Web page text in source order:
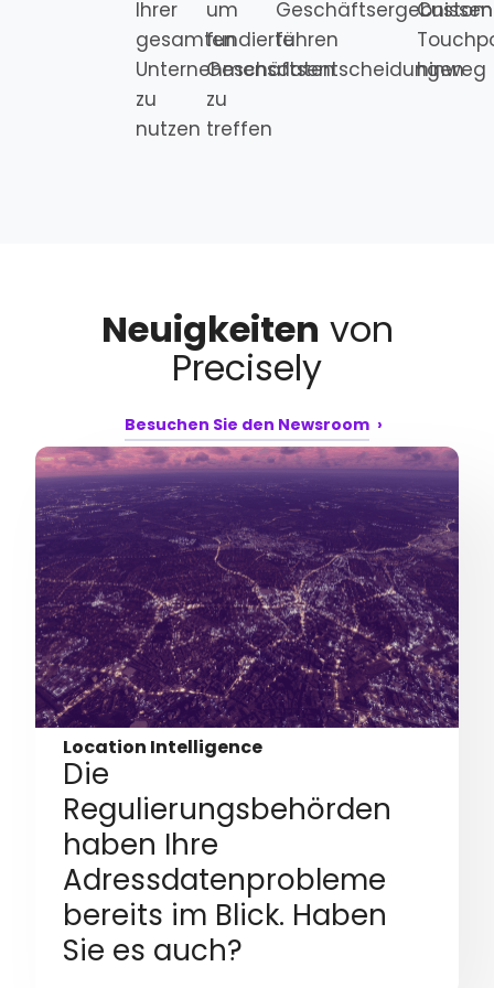
Ihrer
gesamten
Unternehmensdaten
zu
nutzen
um
fundierte
Geschäftsentscheidungen
zu
treffen
Geschäftsergebnissen
führen
hinweg
Neuigkeiten von
Precisely
Besuchen Sie den Newsroom
Location Intelligence
Die
Regulierungsbehörden
haben Ihre
Adressdatenprobleme
bereits im Blick. Haben
Sie es auch?